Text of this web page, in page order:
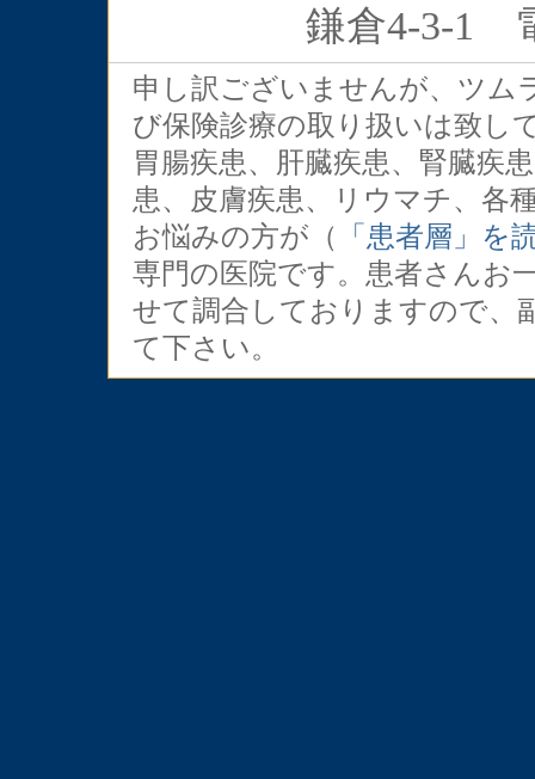
鎌倉4-3-1
申し訳ございませんが、ツム
び保険診療の取り扱いは致し
胃腸疾患、肝臓疾患、腎臓疾
患、皮膚疾患、リウマチ、各
お悩みの方が（
「患者層」を
専門の医院です。患者さんお
せて調合しておりますので、
て下さい。